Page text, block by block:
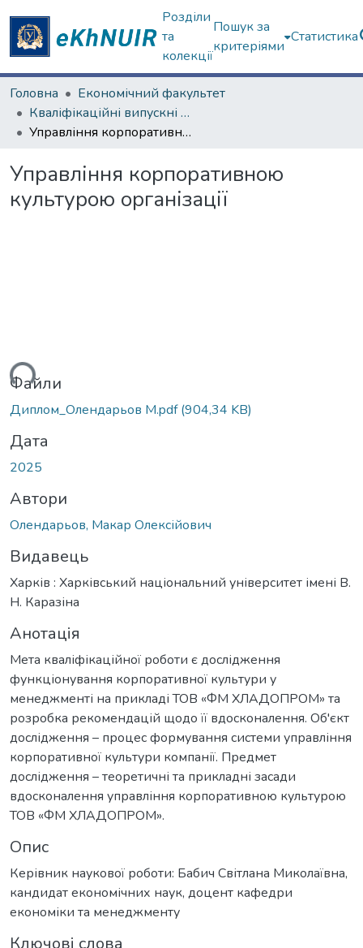
Розділи
та
колекції
Пошук за
критеріями
Статистика
Головна
Економічний факультет
Кваліфікаційні випускні роботи магістрів. Економічний факультет
Управління корпоративною культурою організації
Управління корпоративною
культурою організації
Файли
Диплом_Олендарьов М.pdf(904,34 KB)
Дата
2025
Автори
Олендарьов, Макар Олексійович
Видавець
Харків : Харківський національний університет імені В.
Н. Каразіна
Анотація
Мета кваліфікаційної роботи є дослідження
функціонування корпоративної культури у
менеджменті на прикладі ТОВ «ФМ ХЛАДОПРОМ» та
розробка рекомендацій щодо її вдосконалення. Об'єкт
дослідження – процес формування системи управління
корпоративної культури компанії. Предмет
дослідження – теоретичні та прикладні засади
вдосконалення управління корпоративною культурою
ТОВ «ФМ ХЛАДОПРОМ».
Опис
Керівник наукової роботи: Бабич Світлана Миколаївна,
кандидат економічних наук, доцент кафедри
економіки та менеджменту
Ключові слова